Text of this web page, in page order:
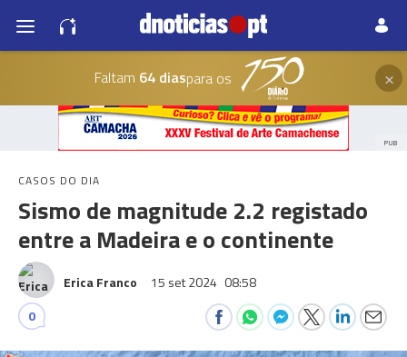
Faltam 64 diaspara os ×
PUB
CASOS DO DIA
Sismo de magnitude 2.2 registado
entre a Madeira e o continente
Erica Franco 15 set 2024 08:58
0